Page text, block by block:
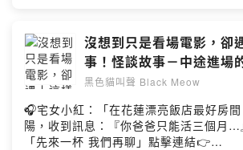
https://www.facebook.com/
的故事和體驗也歡迎與我分享
Hosting
時，通常會在記憶中留下深刻的印象；
不但身邊的人也同時經歷，且竟然出不一
想這也許是最讓人感到毛骨悚然的地方。
樣的一則故事。加入會員，支持節目：
https://pegasusmarsha.firstory.io/join
這一集的想法：
https://open.firstory.me/user/
沒想到只是看場電影，卻
事！怪談故事－中途進場
黑色貓叫聲 Black Meow
🎧宅女小紅：「在花蓮漂亮飯店最好房
陽，收到訊息：『你爸爸只能活三個月
「先來一杯 我們再聊」點擊連結👉